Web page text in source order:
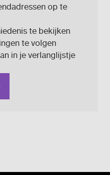
op te
te bekijken
te volgen
in je verlanglijstje